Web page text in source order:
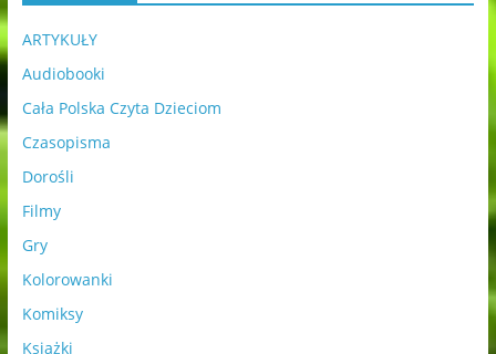
ARTYKUŁY
Audiobooki
Cała Polska Czyta Dzieciom
Czasopisma
Dorośli
Filmy
Gry
Kolorowanki
Komiksy
Książki